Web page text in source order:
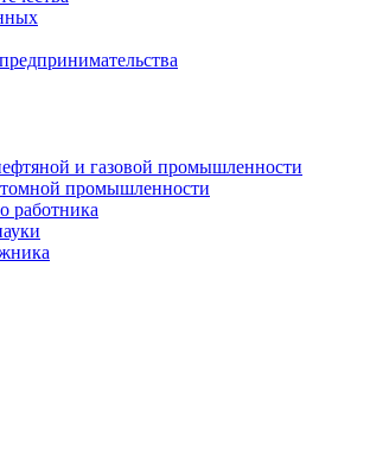
и газовой промышленности
промышленности
работника